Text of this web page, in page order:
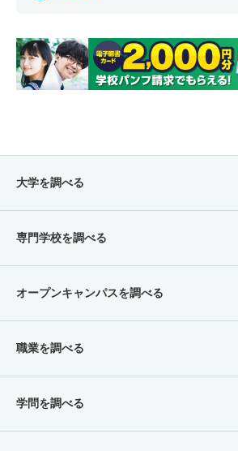
大学を調べる
専門学校を調べる
オープンキャンパスを調べる
職業を調べる
学問を調べる